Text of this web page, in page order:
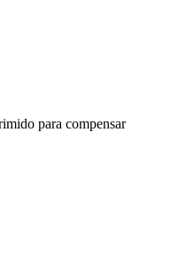
para compensar